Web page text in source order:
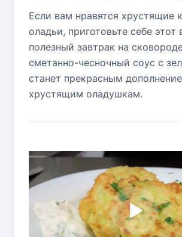
Если вам нравятся хрустящие
оладьи, приготовьте себе этот
полезный завтрак на
сметанно-чесночный соус с
станет прекрасным
хрустящим оладушкам.